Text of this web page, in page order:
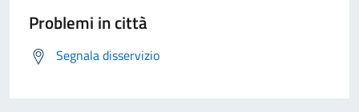
Problemi in città
Segnala disservizio